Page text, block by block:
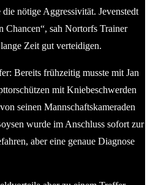
nötige Aggressivität. Jevenstedt
Chancen“, sah Nortorfs Trainer
Zeit gut verteidigen.
Bereits frühzeitig musste mit Jan
mit Kniebeschwerden
seinen Mannschaftskameraden
wurde im Anschluss sofort zur
aber eine genaue Diagnose